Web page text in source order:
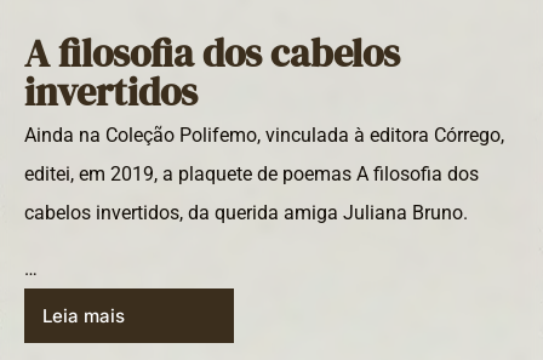
A filosofia dos cabelos
invertidos
Ainda na Coleção Polifemo, vinculada à editora Córrego,
editei, em 2019, a plaquete de poemas A filosofia dos
cabelos invertidos, da querida amiga Juliana Bruno.
…
Leia mais